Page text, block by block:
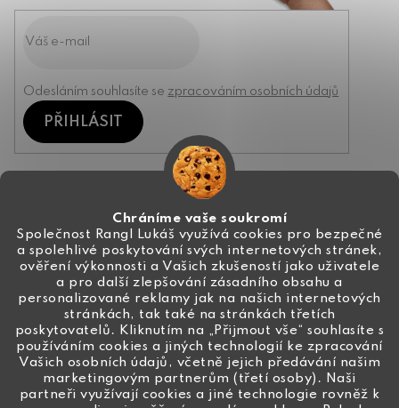
Chráníme vaše soukromí
Společnost Rangl Lukáš využívá cookies pro bezpečné
a spolehlivé poskytování svých internetových stránek,
ověření výkonnosti a Vašich zkušeností jako uživatele
a pro další zlepšování zásadního obsahu a
personalizované reklamy jak na našich internetových
stránkách, tak také na stránkách třetích
poskytovatelů. Kliknutím na „Přijmout vše“ souhlasíte s
používáním cookies a jiných technologií ke zpracování
Vašich osobních údajů, včetně jejich předávání našim
marketingovým partnerům (třetí osoby). Naši
partneři využívají cookies a jiné technologie rovněž k
Odesláním souhlasíte se zpracováním osobních údajů
PŘIHLÁSIT
info@ceske-koralky.cz
+420 774 444 191